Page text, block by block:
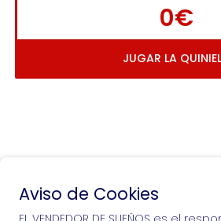
0€
JUGAR LA
Aviso de Cookies